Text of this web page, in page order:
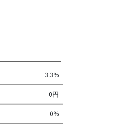
3.3%
0円
0%